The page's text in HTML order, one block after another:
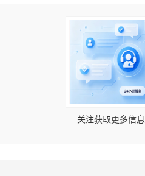
关注获取更多信息